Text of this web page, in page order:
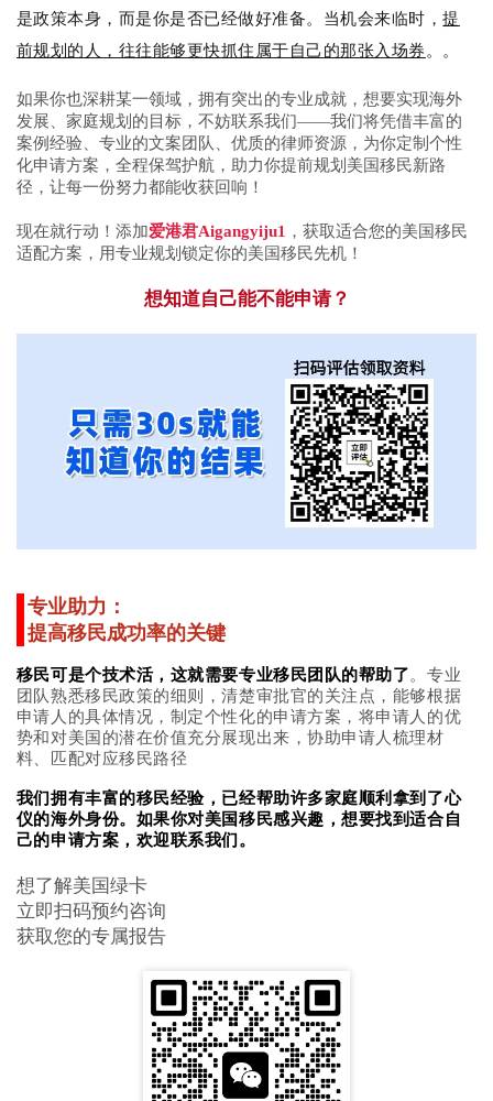
是政策本身，而是你是否已经做好准备。 当机会来临时，提
前规划的人，往往能够更快抓住属于自己的那张入场券 。。
如果你也深耕某一领域，拥有突出的专业成就，想要实现海外
发展、家庭规划的目标，不妨联系我们——我们将凭借丰富的
案例经验、专业的文案团队、优质的律师资源，为你定制个性
化申请方案，全程保驾护航，助力你提前规划美国移民新路
径，让每一份努力都能收获回响！
现在就行动！添加爱港君Aigangyiju1 ，获取适合您的美国移民
适配方案，用专业规划锁定你的美国移民先机！
想知道自己能不能申请？
专业助力：
提高移民成功率的关键
移民可是个技术活，这就需要专业移民团队的帮助了。专业
团队熟悉移民政策的细则，清楚审批官的关注点，能够根据
申请人的具体情况，制定个性化的申请方案，将申请人的优
势和对美国的潜在价值充分展现出来，协助申请人梳理材
料、匹配对应移民路径
我们拥有丰富的移民经验，已经帮助许多家庭顺利拿到了心
仪的海外身份。如果你对美国移民感兴趣，想要找到适合自
己的申请方案，欢迎联系我们。
想了解美国绿卡
立即扫码预约咨询
获取您的专属报告